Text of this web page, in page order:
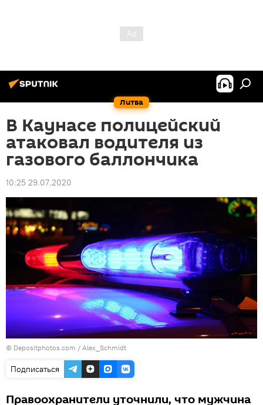
Литва
В Каунасе полицейский
атаковал водителя из
газового баллончика
10:25 29.07.2020
© Depositphotos.com / Alex_Schmidt
Подписаться
Правоохранители уточнили, что мужчина